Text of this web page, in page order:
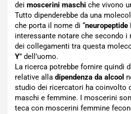
dei moscerini maschi che vivono
Tutto dipenderebbe da una
che porta il nome di “neuropeptide
interessante notare che secondo
dei collegamenti tra questa
Y” dell’uomo.
La ricerca potrebbe fornire quindi
relative alla dipendenza da alcool
studio dei ricercatori ha coinvolto
maschi e femmine. I moscerini
teca con moscerini femmine